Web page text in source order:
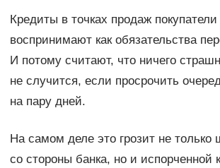
Кредиты в точках продаж покупатели
воспринимают как обязательства
И потому считают, что ничего
не случится, если просрочить
на пару дней.
На самом деле это грозит не
со стороны банка, но и испорченной